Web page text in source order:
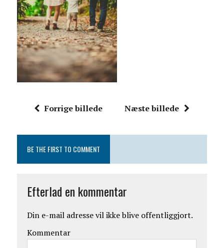
Forrige billede Næste billede
BE THE FIRST TO COMMENT
Efterlad en kommentar
Din e-mail adresse vil ikke blive offentliggjort.
Kommentar